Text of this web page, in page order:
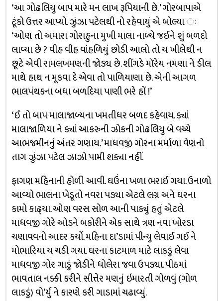
‘આ ગોઢલિયુ બાપ મારે મન લાખ રૂપિયાની છે.’ ગોરબાપાએ
ટૂંકો ઉત્તર આપ્યો. ઝુંઝા પટેલથી નો રહેવાયું એ બોલ્યા ઃ
‘ઓણ તો અમારા ગોરાહુના મુખી માલા નાળ્યે જઈને શું બળદો
લાવ્યા છે ? વીહ વીહ વાંહળિયું છોડી આલો તો ય ખીલેથી ન
છૂટે એવી રામલખમણની જોડ્ય છે. શીંગડે મૉરેય નમણા ને ડીલ
માથે હાથ ન મૂકવા દે એવા તો પાળિયાણા છે. એની આગળ
ભાલપંથકના બધા બળદિયા પાણી ભરે હોં !’
‘ઈ તો બાપ માલાજાળ્યના ખમતીધર બળદ કહેવાય. ક્યાં
માલાજાળિયા ને ક્યાં આકરુની ઝોકની ગોઢલિયુ બે વચ્ચે
આભજમીનનું અંતર ગણાય.’ માધવજી ગોરના મર્માળા વેણનો
તાગ ઝુંઝા પટેલ ઝાઝો પામી શક્યા નહીં.
ફાગણ મહિનાની હોળી આવી. ઘઉંના ખળા ભરાઈ ગયા. ઉનાળો
આવ્યો ભાલના ખેડૂતો નવરા પડ્યા એટલે લગ્ન અને ઘરના
કામો કાઢ્‌યા. ઓણ વરસ સોળ આની પાક્યું હતું એટલે
માધવજી ગોરે ઓડને બકોરીને એક સાથે ત્રણ નવા ખોરડા
ચણાવવનો આદર કર્યો. મહિના દા’ડામાં પીન્યુ લેવાઈ ગઈ ને
મોભારિયા ય ચડી ગયા. ઘરના કાટમાળ માટે લાકડું લેવા
માધવજી ગોર ગાડું જોડીને ધોલેરા જવા ઉપડ્યા. પીઠમાં
ભાવતાલ નક્કી કરીને સીત્તેર મણનું ઇમારતી ગોળવું (ગોળ
લાકડું) વો’ર્યુ ને કારણે કરી ગાડામાં ચઢાવ્યું.